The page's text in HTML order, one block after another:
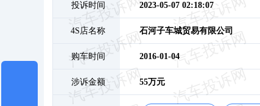
投诉时间 2023-05-07 02:18:07
4S店名称 石河子车城贸易有限公司
购车时间 2016-01-04
涉诉金额 55万元